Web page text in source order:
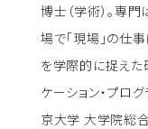
博士（学術）。専
場で「現場」の仕
を学際的に捉えた
ケーション・プロ
京大学 大学院総